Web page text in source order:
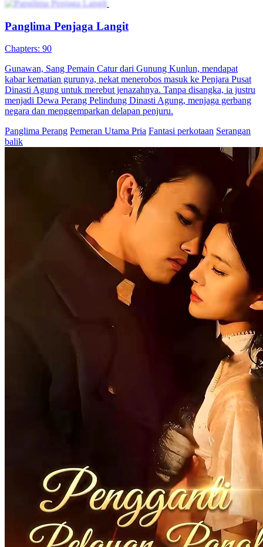
Penyamaran Sang Panglima
Rizky Aditya, Panglima Kota Naga, demi mengungkap pengkhianat
di dalam keluarganya sendiri, menyembunyikan identitasnya dan
menyamar sebagai kurir. Namun, di Kota Silam, ia terlibat
hubungan dengan Ayu Pratama, yang berujung hamil. Kehadiran
Rizky merupakan harapan baginya.
Kehidupan perkotaan